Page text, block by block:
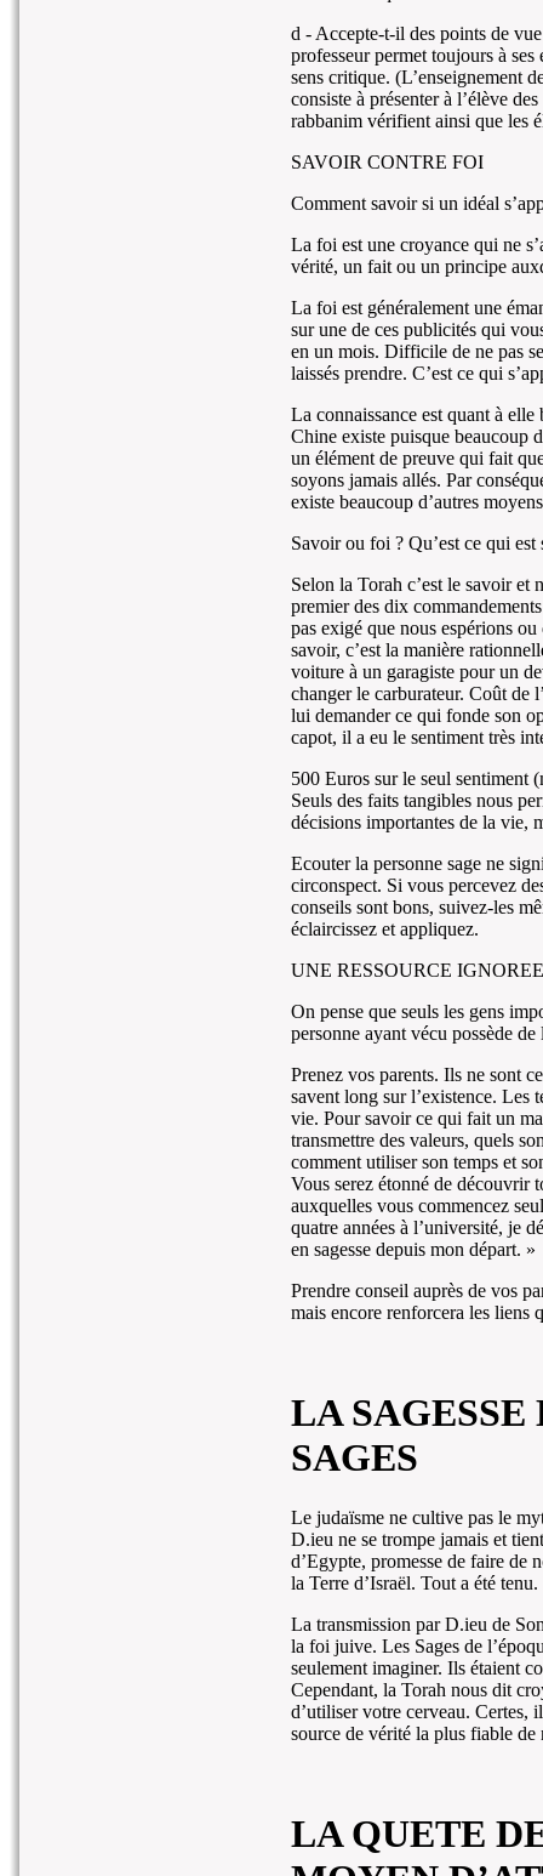
d - Accepte-t-il des points de
professeur permet toujours à ses
sens critique. (L’enseignement
consiste à présenter à l’élève
rabbanim vérifient ainsi que les
SAVOIR CONTRE FOI
Comment savoir si un idéal
La foi est une croyance qui ne
vérité, un fait ou un principe
La foi est généralement une
sur une de ces publicités qui
en un mois. Difficile de ne pas
laissés prendre. C’est ce qui
La connaissance est quant à
Chine existe puisque beaucoup
un élément de preuve qui fait
soyons jamais allés. Par
existe beaucoup d’autres
Savoir ou foi ? Qu’est ce qui
Selon la Torah c’est le savoir
premier des dix
pas exigé que nous espérions
savoir, c’est la manière
voiture à un garagiste pour un
changer le carburateur. Coût de
lui demander ce qui fonde son
capot, il a eu le sentiment très
500 Euros sur le seul sentiment
Seuls des faits tangibles nous
décisions importantes de la vie,
Ecouter la personne sage ne
circonspect. Si vous percevez
conseils sont bons, suivez-les
éclaircissez et appliquez.
UNE RESSOURCE
On pense que seuls les gens
personne ayant vécu possède de
Prenez vos parents. Ils ne sont
savent long sur l’existence. Les
vie. Pour savoir ce qui fait un
transmettre des valeurs, quels
comment utiliser son temps et
Vous serez étonné de découvrir
auxquelles vous commencez
quatre années à l’université, je
en sagesse depuis mon départ. »
Prendre conseil auprès de vos
mais encore renforcera les liens
LA SAGESSE
SAGES
Le judaïsme ne cultive pas le
D.ieu ne se trompe jamais et
d’Egypte, promesse de faire de
la Terre d’Israël. Tout a été
La transmission par D.ieu de
la foi juive. Les Sages de
seulement imaginer. Ils étaient
Cependant, la Torah nous dit
d’utiliser votre cerveau. Certes,
source de vérité la plus fiable de
LA QUETE